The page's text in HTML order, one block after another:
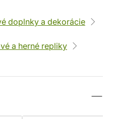
doplnky a dekorácie
a herné repliky